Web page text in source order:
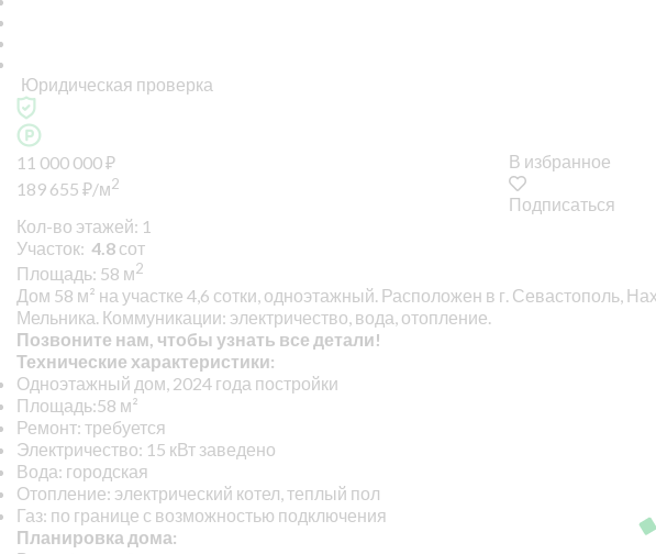
Юридическая проверка
11 000 000₽
189 655 ₽/м2
В избранное
Подписаться
Кол-во этажей: 1
Участок: 4.8 сот
Площадь: 58 м2
Дом 58 м² на участке 4,6 сотки, одноэтажный. Расположен в г. Севастополь,
Мельника. Коммуникации: электричество, вода, отопление.
Позвоните нам, чтобы узнать все детали!
Технические характеристики:
Одноэтажный дом, 2024 года постройки
Площадь:58 м²
Ремонт: требуется
Электричество: 15 кВт заведено
Вода: городская
Отопление: электрический котел, теплый пол
Газ: по границе с возможностью подключения
Планировка дома: